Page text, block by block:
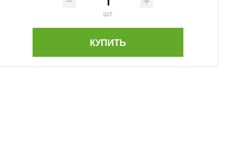
шт
КУПИТЬ